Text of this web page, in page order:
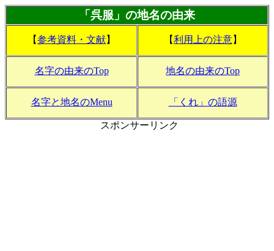
「呉服」の地名の由来
【参考資料・文献】 【利用上の注意】
名字の由来のTop 地名の由来のTop
名字と地名のMenu 「くれ」の語源
スポンサーリンク